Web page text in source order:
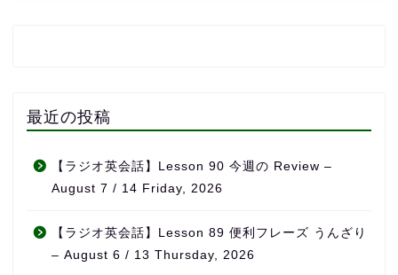
最近の投稿
【ラジオ英会話】Lesson 90 今週の Review –
August 7 / 14 Friday, 2026
【ラジオ英会話】Lesson 89 便利フレーズ うんざり
– August 6 / 13 Thursday, 2026